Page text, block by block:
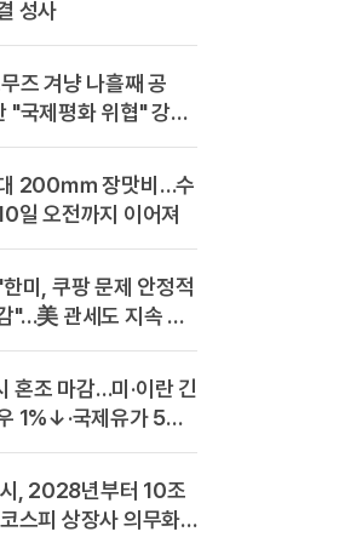
성사
즈 겨냥 나흘째 공
"국제평화 위협" 강력
200㎜ 장맛비…수
일 오전까지 이어져
미, 쿠팡 문제 안정적
"…美 관세도 지속 협
혼조 마감…미·이란 긴
1%↓·국제유가 5%
, 2028년부터 10조
스피 상장사 의무화…